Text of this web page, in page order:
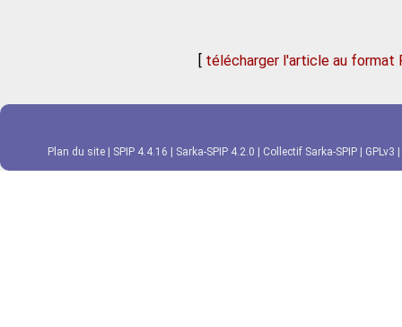
[ télécharger l'article au format
Plan du site SPIP 4.4.16 Sarka-SPIP 4.2.0 Collectif Sarka-SPIP GPLv3